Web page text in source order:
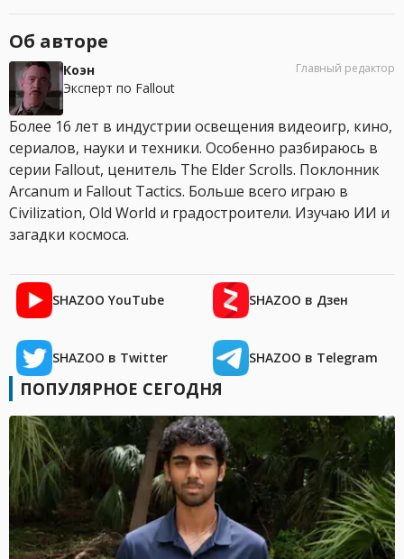
Об авторе
Коэн
Эксперт по Fallout
Главный редактор
Более 16 лет в индустрии освещения видеоигр, кино,
сериалов, науки и техники. Особенно разбираюсь в
серии Fallout, ценитель The Elder Scrolls. Поклонник
Arcanum и Fallout Tactics. Больше всего играю в
Civilization, Old World и градостроители. Изучаю ИИ и
загадки космоса.
SHAZOO YouTube SHAZOO в Дзен
SHAZOO в Twitter SHAZOO в Telegram
ПОПУЛЯРНОЕ СЕГОДНЯ